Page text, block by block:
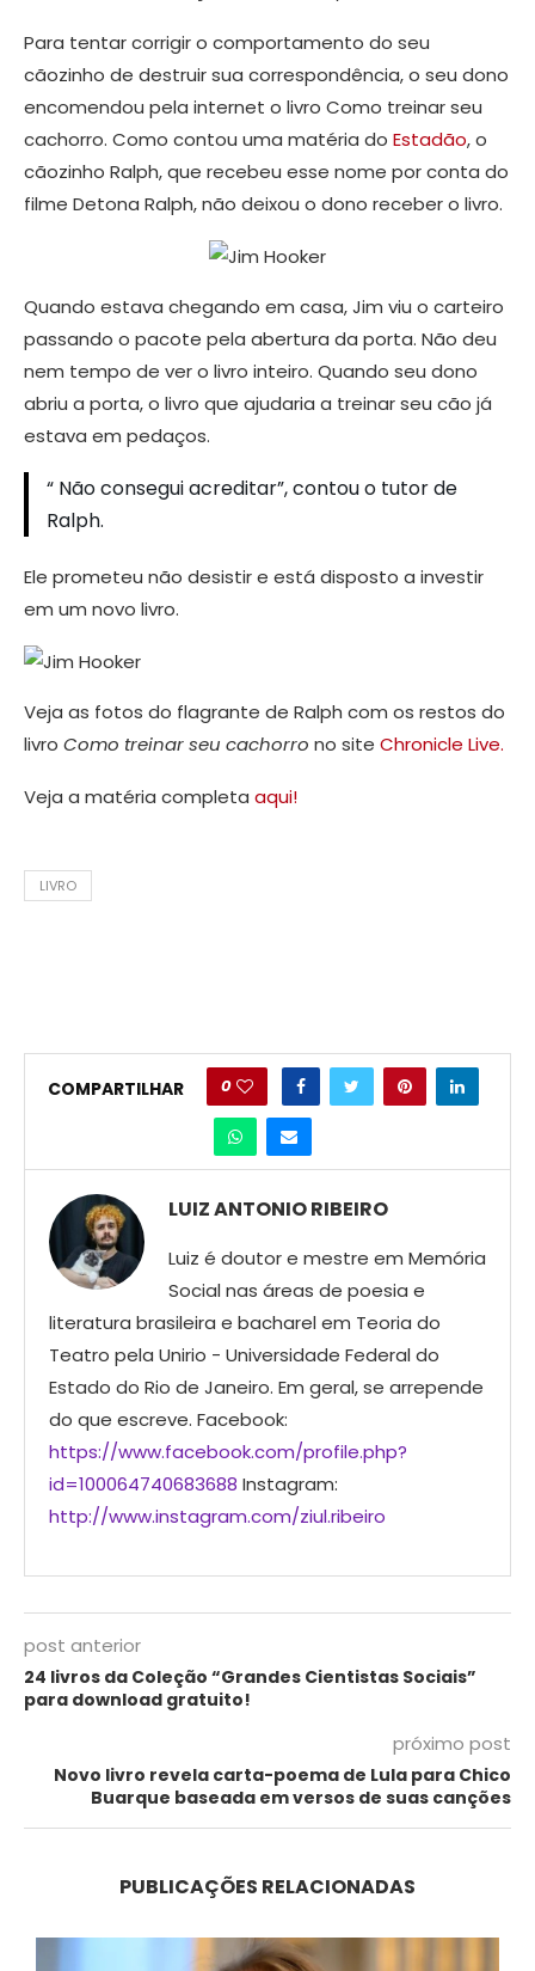
Para tentar corrigir o comportamento do seu
cãozinho de destruir sua correspondência, o seu dono
encomendou pela internet o livro Como treinar seu
cachorro. Como contou uma matéria do Estadão, o
cãozinho Ralph, que recebeu esse nome por conta do
filme Detona Ralph, não deixou o dono receber o livro.
Quando estava chegando em casa, Jim viu o carteiro
passando o pacote pela abertura da porta. Não deu
nem tempo de ver o livro inteiro. Quando seu dono
abriu a porta, o livro que ajudaria a treinar seu cão já
estava em pedaços.
“ Não consegui acreditar”, contou o tutor de
Ralph.
Ele prometeu não desistir e está disposto a investir
em um novo livro.
Veja as fotos do flagrante de Ralph com os restos do
livro Como treinar seu cachorro no site Chronicle Live.
Veja a matéria completa aqui!
LIVRO
COMPARTILHAR 0
LUIZ ANTONIO RIBEIRO
Luiz é doutor e mestre em Memória
Social nas áreas de poesia e
literatura brasileira e bacharel em Teoria do
Teatro pela Unirio - Universidade Federal do
Estado do Rio de Janeiro. Em geral, se arrepende
do que escreve. Facebook:
https://www.facebook.com/profile.php?
id=100064740683688 Instagram:
http://www.instagram.com/ziul.ribeiro
post anterior
24 livros da Coleção “Grandes Cientistas Sociais”
para download gratuito!
próximo post
Novo livro revela carta-poema de Lula para Chico
Buarque baseada em versos de suas canções
PUBLICAÇÕES RELACIONADAS